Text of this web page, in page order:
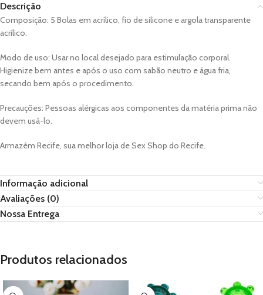
Descrição
Composição: 5 Bolas em acrílico, fio de silicone e argola transparente
acrílico.
Modo de uso: Usar no local desejado para estimulação corporal.
Higienize bem antes e após o uso com sabão neutro e água fria,
secando bem após o procedimento.
Precauções: Pessoas alérgicas aos componentes da matéria prima não
devem usá-lo.
Armazém Recife, sua melhor loja de Sex Shop do Recife.
Informação adicional
Avaliações (0)
Nossa Entrega
Produtos relacionados